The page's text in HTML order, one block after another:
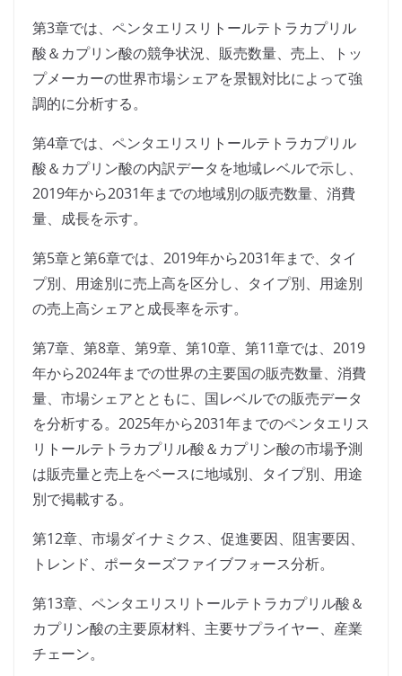
第3章では、ペンタエリスリトールテトラカプリル
酸＆カプリン酸の競争状況、販売数量、売上、トッ
プメーカーの世界市場シェアを景観対比によって強
調的に分析する。
第4章では、ペンタエリスリトールテトラカプリル
酸＆カプリン酸の内訳データを地域レベルで示し、
2019年から2031年までの地域別の販売数量、消費
量、成長を示す。
第5章と第6章では、2019年から2031年まで、タイ
プ別、用途別に売上高を区分し、タイプ別、用途別
の売上高シェアと成長率を示す。
第7章、第8章、第9章、第10章、第11章では、2019
年から2024年までの世界の主要国の販売数量、消費
量、市場シェアとともに、国レベルでの販売データ
を分析する。2025年から2031年までのペンタエリス
リトールテトラカプリル酸＆カプリン酸の市場予測
は販売量と売上をベースに地域別、タイプ別、用途
別で掲載する。
第12章、市場ダイナミクス、促進要因、阻害要因、
トレンド、ポーターズファイブフォース分析。
第13章、ペンタエリスリトールテトラカプリル酸＆
カプリン酸の主要原材料、主要サプライヤー、産業
チェーン。